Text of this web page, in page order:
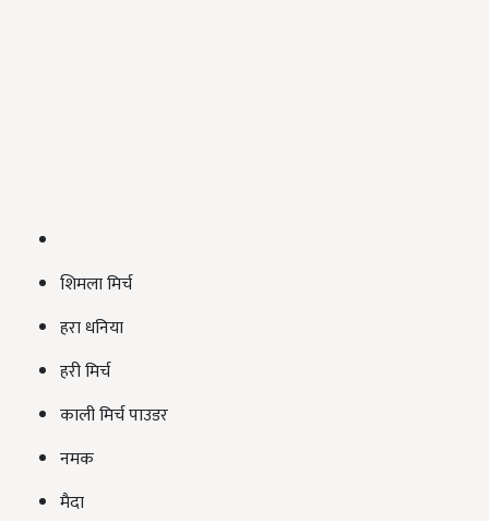
शिमला मिर्च
हरा धनिया
हरी मिर्च
काली मिर्च पाउडर
नमक
मैदा